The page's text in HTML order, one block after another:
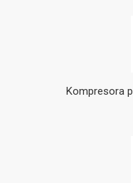
Kompresora